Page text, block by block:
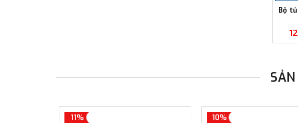
Bộ
11% 10%